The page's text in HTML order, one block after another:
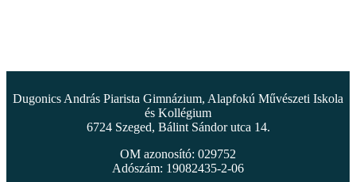
Dugonics András Piarista Gimnázium, Alapfokú Művészeti Iskola
és Kollégium
6724 Szeged, Bálint Sándor utca 14.
OM azonosító: 029752
Adószám: 19082435-2-06